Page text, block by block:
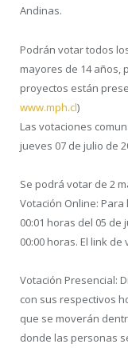
Andinas.
Podrán votar todos
mayores de 14 años,
proyectos están
www.mph.cl)
Las votaciones
jueves 07 de julio de
Se podrá votar de 2
Votación Online:
00:01 horas del 05
00:00 horas. El link de
Votación Presencial:
con sus respectivos
que se moverán
donde las personas